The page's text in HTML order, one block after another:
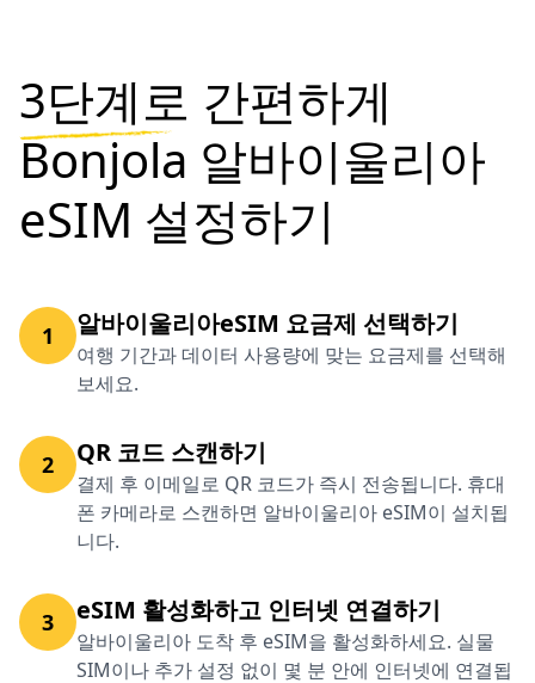
3단계로 간편하게
Bonjola 알바이울리아
eSIM 설정하기
1 알바이울리아eSIM 요금제 선택하기
여행 기간과 데이터 사용량에 맞는 요금제를 선택해
보세요.
2 QR 코드 스캔하기
결제 후 이메일로 QR 코드가 즉시 전송됩니다. 휴대
폰 카메라로 스캔하면 알바이울리아 eSIM이 설치됩
니다.
3 eSIM 활성화하고 인터넷 연결하기
알바이울리아 도착 후 eSIM을 활성화하세요. 실물
SIM이나 추가 설정 없이 몇 분 안에 인터넷에 연결됩